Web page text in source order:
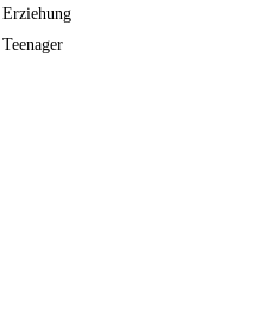
Erziehung
Teenager